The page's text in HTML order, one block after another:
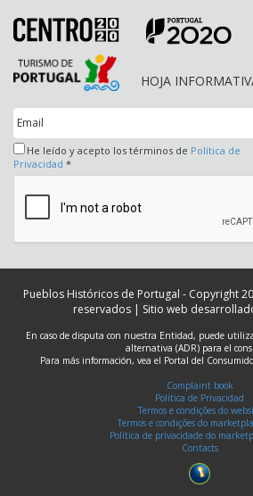
HOJA
He leído y acepto los términos de Política de
Privacidad *
Pueblos Históricos de Portugal - Copyright
reservados | Sitio web
En caso de disputa con nuestra Entidad, puede
alternativa (ADR) para el
Para más información, vea el Portal del
Complaint book
Política de Privacidad
Termos e condições do
Termos e condições do
Política de privacidade do
Contacts